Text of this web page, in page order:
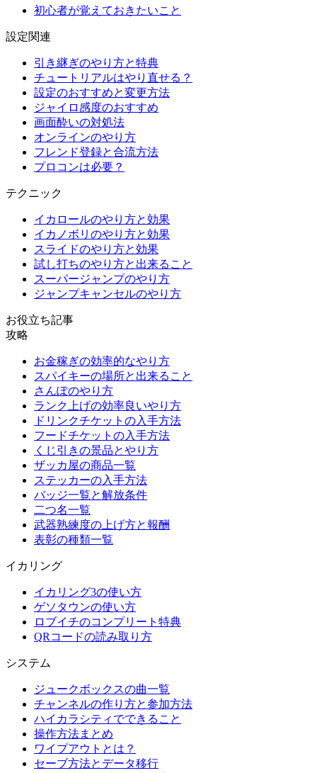
初心者が覚えておきたいこと
設定関連
引き継ぎのやり方と特典
チュートリアルはやり直せる？
設定のおすすめと変更方法
ジャイロ感度のおすすめ
画面酔いの対処法
オンラインのやり方
フレンド登録と合流方法
プロコンは必要？
テクニック
イカロールのやり方と効果
イカノボリのやり方と効果
スライドのやり方と効果
試し打ちのやり方と出来ること
スーパージャンプのやり方
ジャンプキャンセルのやり方
お役立ち記事
攻略
お金稼ぎの効率的なやり方
スパイキーの場所と出来ること
さんぽのやり方
ランク上げの効率良いやり方
ドリンクチケットの入手方法
フードチケットの入手方法
くじ引きの景品とやり方
ザッカ屋の商品一覧
ステッカーの入手方法
バッジ一覧と解放条件
二つ名一覧
武器熟練度の上げ方と報酬
表彰の種類一覧
イカリング
イカリング3の使い方
ゲソタウンの使い方
ロブイチのコンプリート特典
QRコードの読み取り方
システム
ジュークボックスの曲一覧
チャンネルの作り方と参加方法
ハイカラシティでできること
操作方法まとめ
ワイプアウトとは？
セーブ方法とデータ移行